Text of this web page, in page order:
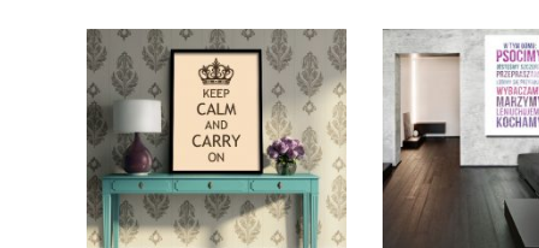
18 zł
do
170 zł
produkt
ma
wiele
wariantów.
Opcje
można
wybrać
na
ma
na